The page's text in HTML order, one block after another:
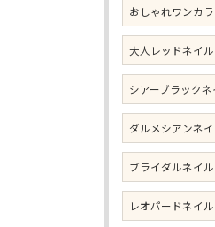
おしゃれワンカ
大人レッドネイル
シアーブラックネ
ダルメシアンネ
ブライダルネイル
レオパードネイル